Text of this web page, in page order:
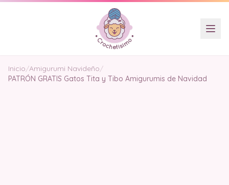
Inicio/Amigurumi Navideño/
PATRÓN GRATIS Gatos Tita y Tibo Amigurumis de Navidad